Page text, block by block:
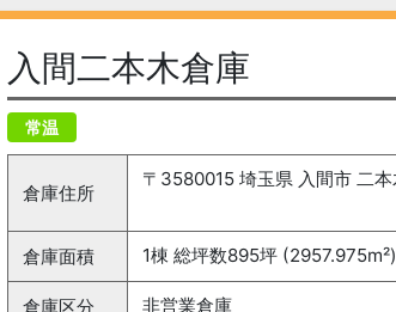
入間二本木倉庫
常温
倉庫住所
倉庫面積
1棟 総坪数895坪 (2957.975m²)
倉庫区分 非営業倉庫